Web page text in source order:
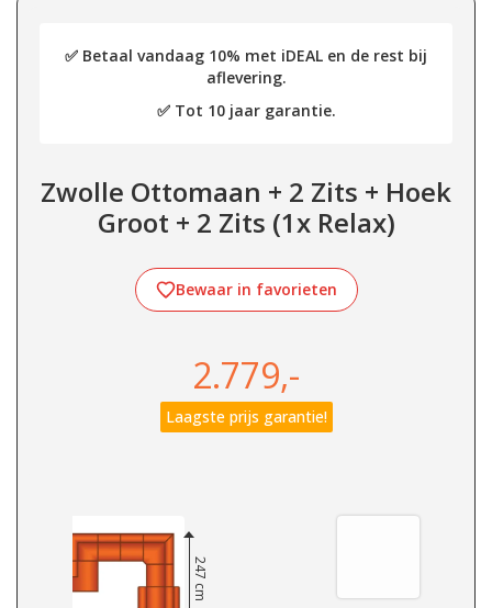
✅ Betaal vandaag 10% met iDEAL en de rest bij
aflevering.
✅ Tot 10 jaar garantie.
Zwolle Ottomaan + 2 Zits + Hoek
Groot + 2 Zits (1x Relax)
Bewaar in favorieten
2.779,-
Laagste prijs garantie!
247 cm